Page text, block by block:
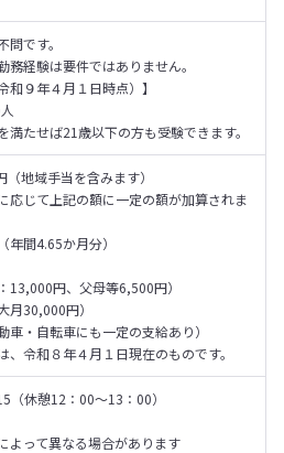
です。
経験は要件ではありません。
和９年４月１日時点）】
たせば21歳以下の方も受験できます。
地域手当を含みます）
応じて上記の額に一定の額が加算されま
（年間4.65か月分）
13,000円、父母等6,500円）
（最大月30,000円）
車・自転車にも一定の支給あり）
、令和８年４月１日現在のものです。
（休憩12：00～13：00）
よって異なる場合があります